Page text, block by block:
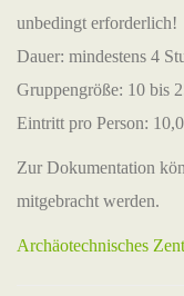
unbedingt erforderlich!
Dauer: mindestens 4
Gruppengröße: 10 bis
Eintritt pro Person:
Zur Dokumentation
mitgebracht werden.
Archäotechnisches